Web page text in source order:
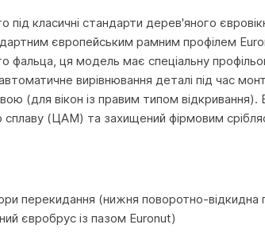
під класичні стандарти дерев'яного
європейським рамним профілем
фальца, ця модель має спеціальну
вирівнювання деталі під час
(для вікон із правим типом
сплаву (ЦАМ) та захищений фірмовим
перекидання (нижня поворотно-відкидна
євробрус із пазом Euronut)